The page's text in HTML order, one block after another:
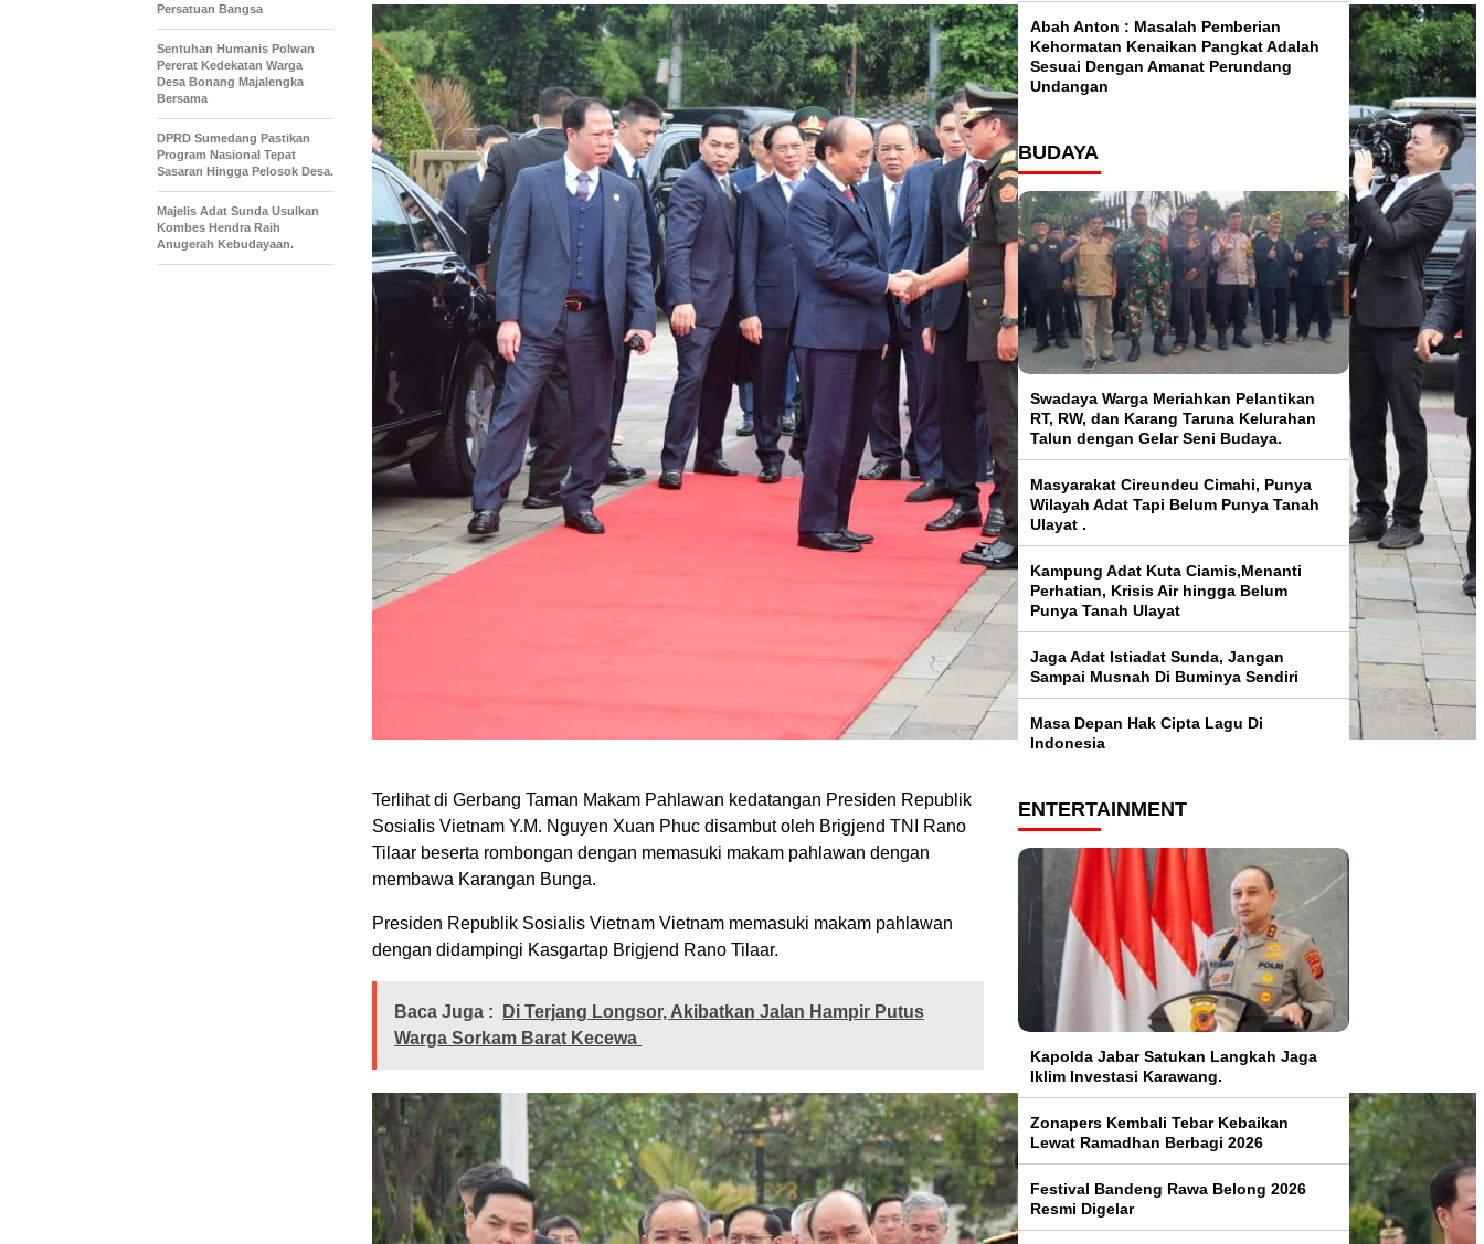
Terlihat di Gerbang Taman Makam Pahlawan kedatangan Presiden Republik
Sosialis Vietnam Y.M. Nguyen Xuan Phuc disambut oleh Brigjend TNI Rano
Tilaar beserta rombongan dengan memasuki makam pahlawan dengan
membawa Karangan Bunga.
Presiden Republik Sosialis Vietnam Vietnam memasuki makam pahlawan
dengan didampingi Kasgartap Brigjend Rano Tilaar.
Baca Juga :
Di Terjang Longsor, Akibatkan Jalan Hampir Putus
Warga Sorkam Barat Kecewa
Persatuan Bangsa
Sentuhan Humanis Polwan
Pererat Kedekatan Warga
Desa Bonang Majalengka
Bersama
DPRD Sumedang Pastikan
Program Nasional Tepat
Sasaran Hingga Pelosok Desa.
Majelis Adat Sunda Usulkan
Kombes Hendra Raih
Anugerah Kebudayaan.
Abah Anton : Masalah Pemberian
Kehormatan Kenaikan Pangkat Adalah
Sesuai Dengan Amanat Perundang
Undangan
BUDAYA
Swadaya Warga Meriahkan Pelantikan
RT, RW, dan Karang Taruna Kelurahan
Talun dengan Gelar Seni Budaya.
Masyarakat Cireundeu Cimahi, Punya
Wilayah Adat Tapi Belum Punya Tanah
Ulayat .
Kampung Adat Kuta Ciamis,Menanti
Perhatian, Krisis Air hingga Belum
Punya Tanah Ulayat
Jaga Adat Istiadat Sunda, Jangan
Sampai Musnah Di Buminya Sendiri
Masa Depan Hak Cipta Lagu Di
Indonesia
ENTERTAINMENT
Kapolda Jabar Satukan Langkah Jaga
Iklim Investasi Karawang.
Zonapers Kembali Tebar Kebaikan
Lewat Ramadhan Berbagi 2026
Festival Bandeng Rawa Belong 2026
Resmi Digelar